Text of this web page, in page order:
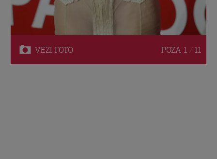
VEZI FOTO POZA 1 / 11